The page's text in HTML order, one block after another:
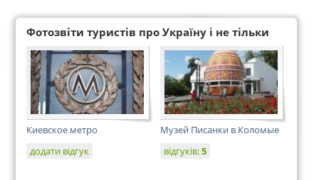
Фотозвіти туристів про Україну і не тільки
Киевское метро
додати відгук
Музей Писанки в Коломые
відгуків:5